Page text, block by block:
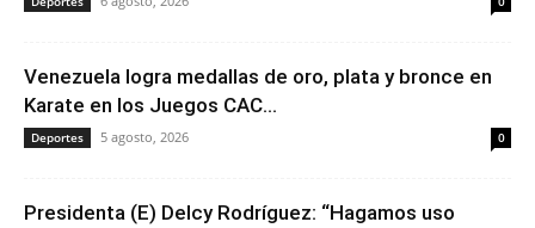
Venezuela logra medallas de oro, plata y bronce en
Karate en los Juegos CAC...
Deportes 5 agosto, 2026 0
Presidenta (E) Delcy Rodríguez: “Hagamos uso